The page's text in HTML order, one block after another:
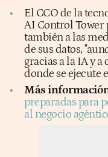
El CCO de la
AI Control Tower
también a las
de sus datos,
gracias a la IA y
donde se ejecute
Más
preparadas para
al negocio